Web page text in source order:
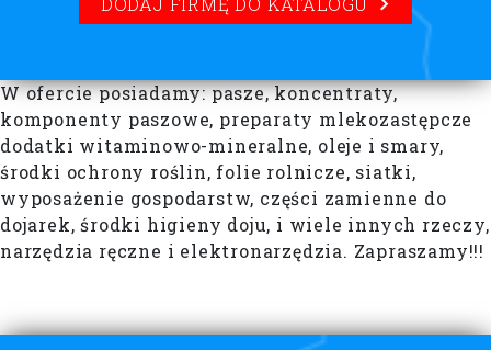
W ofercie posiadamy: pasze, koncentraty,
komponenty paszowe, preparaty mlekozastępcze
dodatki witaminowo-mineralne, oleje i smary,
środki ochrony roślin, folie rolnicze, siatki,
wyposażenie gospodarstw, części zamienne do
dojarek, środki higieny doju, i wiele innych rzeczy,
narzędzia ręczne i elektronarzędzia. Zapraszamy!!!